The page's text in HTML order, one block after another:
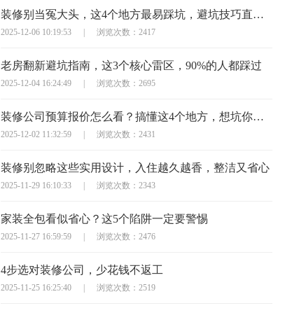
装修别当冤大头，这4个地方最易踩坑，避坑技巧直接抄
2025-12-06 10:19:53 浏览次数：2417
老房翻新避坑指南，这3个核心雷区，90%的人都踩过
2025-12-04 16:24:49 浏览次数：2695
装修公司预算报价怎么看？搞懂这4个地方，想坑你都难
2025-12-02 11:32:59 浏览次数：2431
装修别忽略这些实用设计，入住越久越香，整洁又省心
2025-11-29 16:10:33 浏览次数：2343
家装全包看似省心？这5个陷阱一定要警惕
2025-11-27 16:59:59 浏览次数：2476
4步选对装修公司，少花钱不返工
2025-11-25 16:25:40 浏览次数：2519